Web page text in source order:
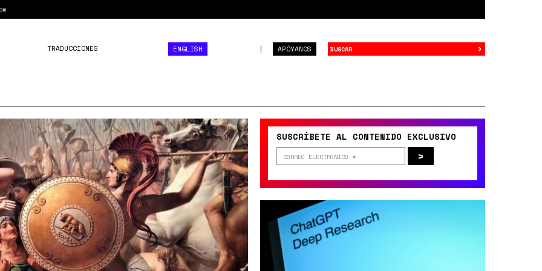
APÓYANOS
TRADUCCIONES ENGLISH ›
SUSCRÍBETE AL CONTENIDO EXCLUSIVO
>